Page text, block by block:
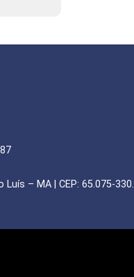
– MA | CEP: 65.075-330.